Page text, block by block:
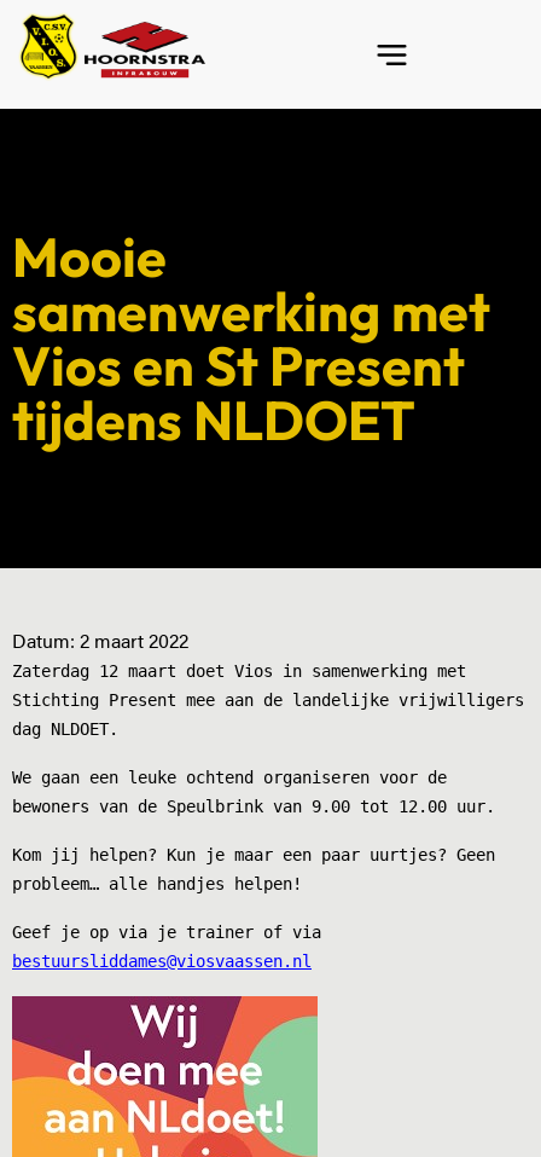
Mooie
samenwerking met
Vios en St Present
tijdens NLDOET
Datum: 2 maart 2022
Zaterdag 12 maart doet Vios in samenwerking met
Stichting Present mee aan de landelijke vrijwilligers
dag NLDOET.
We gaan een leuke ochtend organiseren voor de
bewoners van de Speulbrink van 9.00 tot 12.00 uur.
Kom jij helpen? Kun je maar een paar uurtjes? Geen
probleem… alle handjes helpen!
Geef je op via je trainer of via
bestuursliddames@viosvaassen.nl